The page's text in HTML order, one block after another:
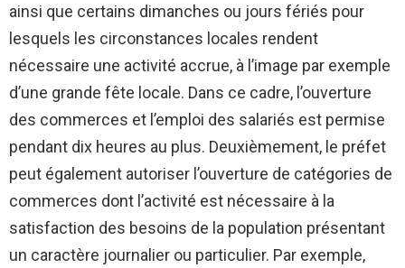
ainsi que certains dimanches ou jours fériés pour
lesquels les circonstances locales rendent
nécessaire une activité accrue, à l’image par exemple
d’une grande fête locale. Dans ce cadre, l’ouverture
des commerces et l’emploi des salariés est permise
pendant dix heures au plus. Deuxièmement, le préfet
peut également autoriser l’ouverture de catégories de
commerces dont l’activité est nécessaire à la
satisfaction des besoins de la population présentant
un caractère journalier ou particulier. Par exemple,